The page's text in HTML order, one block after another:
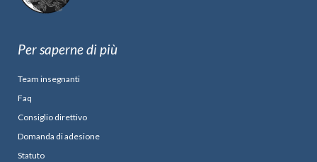
Per saperne di più
Team insegnanti
Faq
Consiglio direttivo
Domanda di adesione
Statuto